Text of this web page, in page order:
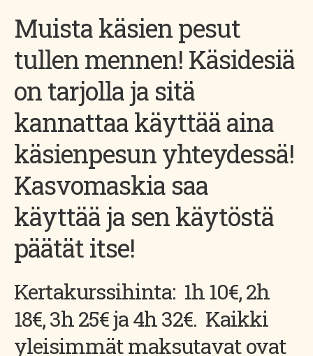
Muista käsien pesut
tullen mennen! Käsidesiä
on tarjolla ja sitä
kannattaa käyttää aina
käsienpesun yhteydessä!
Kasvomaskia saa
käyttää ja sen käytöstä
päätät itse!
Kertakurssihinta: 1h 10€, 2h
18€, 3h 25€ ja 4h 32€. Kaikki
yleisimmät maksutavat ovat